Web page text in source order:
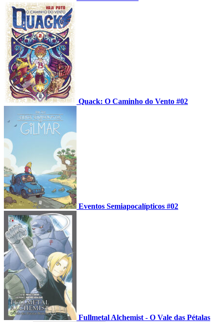
Quack: O Caminho do Vento #02
Eventos Semiapocalípticos #02
Fullmetal Alchemist - O Vale das Pétalas